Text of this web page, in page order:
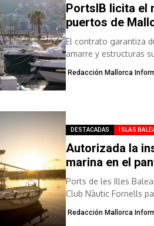
PortsIB licita el
puertos de
El contrato garantiza
amarre y estructuras
Redacción Mallorca
DESTACADAS ISLAS
Autorizada la
marina en el
Ports de les Illes
Club Nàutic Fornells
Redacción Mallorca